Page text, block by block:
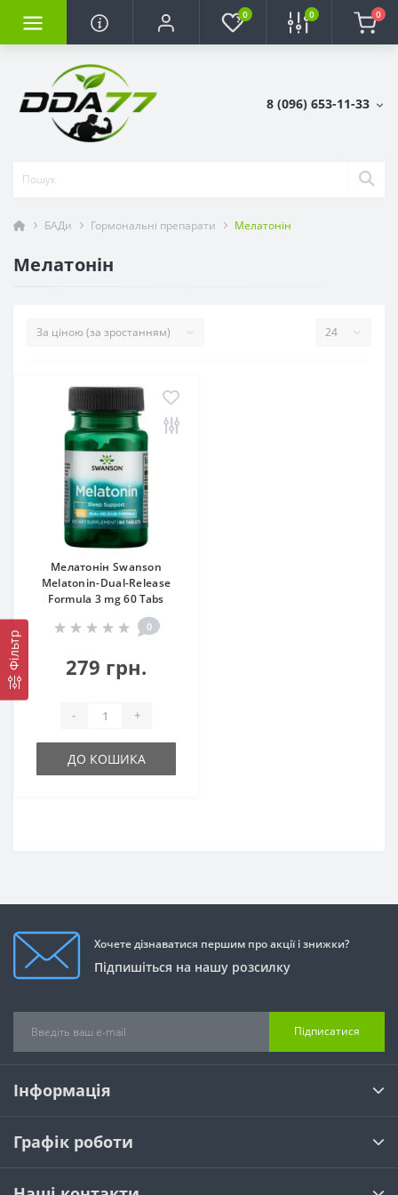
0 0 0
8 (096) 653-11-33
БАДи Гормональні препарати Мелатонін
Мелатонін
Фільтр
Мелатонін Swanson
Melatonin-Dual-Release
Formula 3 mg 60 Tabs
0
279 грн.
- +
ДО КОШИКА
Хочете дізнаватися першим про акції і знижки?
Підпишіться на нашу розсилку
Підписатися
Інформація
Графік роботи